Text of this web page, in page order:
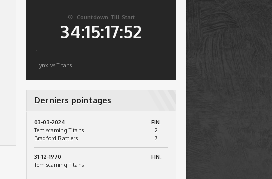
 Countdown Till Start
34:15:17:50
Lynx vs Titans
Derniers pointages
03-03-2024
FIN.
Temiscaming Titans
2
Bradford Rattlers
7
31-12-1970
FIN.
Temiscaming Titans